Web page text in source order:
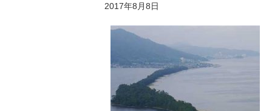
2017年8月8日